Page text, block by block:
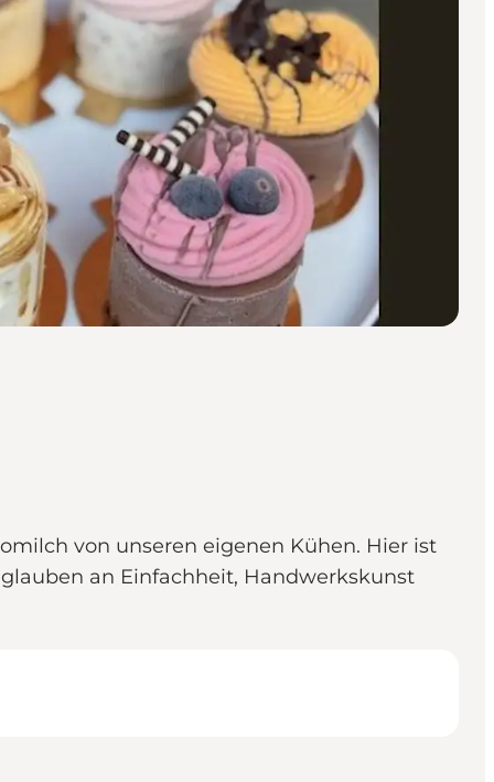
von unseren eigenen Kühen. Hier ist
an Einfachheit, Handwerkskunst